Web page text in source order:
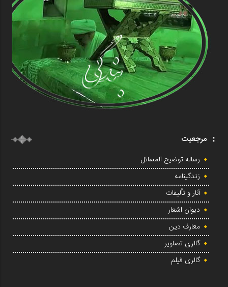
مرجعیت
رساله توضیح المسائل
زندگینامه
آثار و تألیفات
دیوان اشعار
معارف دین
گالری تصاویر
گالری فیلم